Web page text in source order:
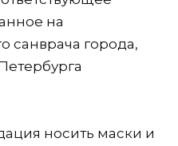
на
санврача города,
носить маски и